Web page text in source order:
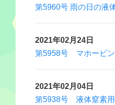
第5960号 雨の日の液
2021年02月24日
第5958号 マホービン
2021年02月04日
第5938号 液体窒素用